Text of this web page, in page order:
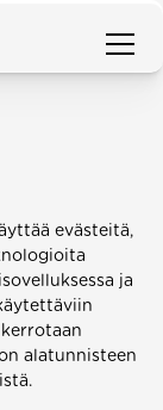
evästeitä,
ja
alatunnisteen